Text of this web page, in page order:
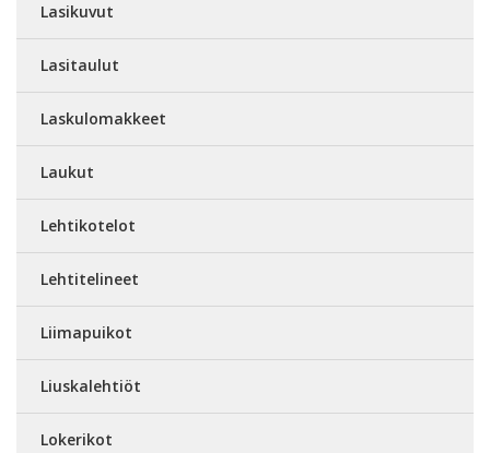
Lasikuvut
Lasitaulut
Laskulomakkeet
Laukut
Lehtikotelot
Lehtitelineet
Liimapuikot
Liuskalehtiöt
Lokerikot